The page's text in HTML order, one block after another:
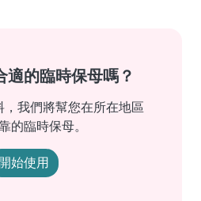
適的臨時保母嗎？
，我們將幫您在所在地區
的臨時保母。
開始使用